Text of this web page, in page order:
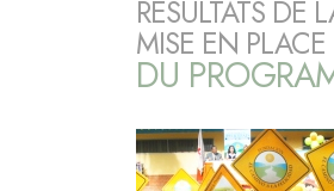
RÉSULTATS DE
MISE EN PLACE
DU